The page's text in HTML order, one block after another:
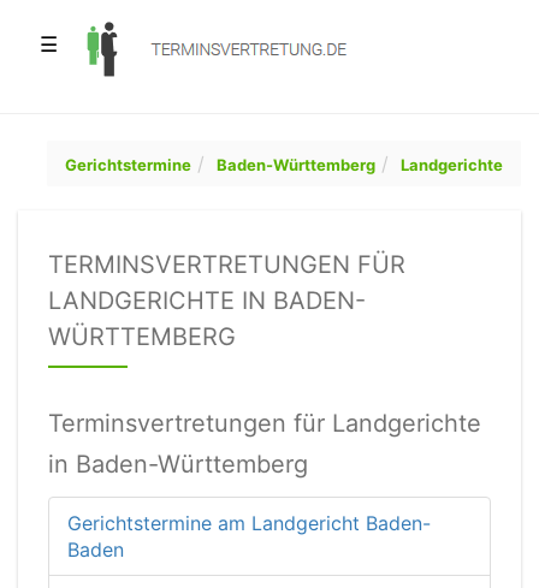
☰
Gerichtstermine Baden-Württemberg Landgerichte
TERMINSVERTRETUNGEN FÜR
LANDGERICHTE IN BADEN-
WÜRTTEMBERG
Terminsvertretungen für Landgerichte
in Baden-Württemberg
Gerichtstermine am Landgericht Baden-
Baden